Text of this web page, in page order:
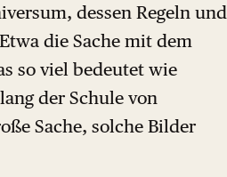
dessen Regeln und
die Sache mit dem
so viel bedeutet wie
der Schule von
Sache, solche Bilder